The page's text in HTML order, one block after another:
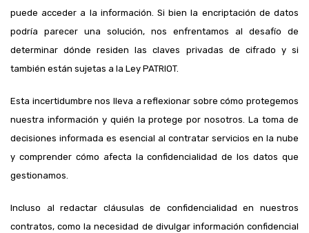
puede acceder a la información. Si bien la encriptación de datos
podría parecer una solución, nos enfrentamos al desafío de
determinar dónde residen las claves privadas de cifrado y si
también están sujetas a la Ley PATRIOT.
Esta incertidumbre nos lleva a reflexionar sobre cómo protegemos
nuestra información y quién la protege por nosotros. La toma de
decisiones informada es esencial al contratar servicios en la nube
y comprender cómo afecta la confidencialidad de los datos que
gestionamos.
Incluso al redactar cláusulas de confidencialidad en nuestros
contratos, como la necesidad de divulgar información confidencial